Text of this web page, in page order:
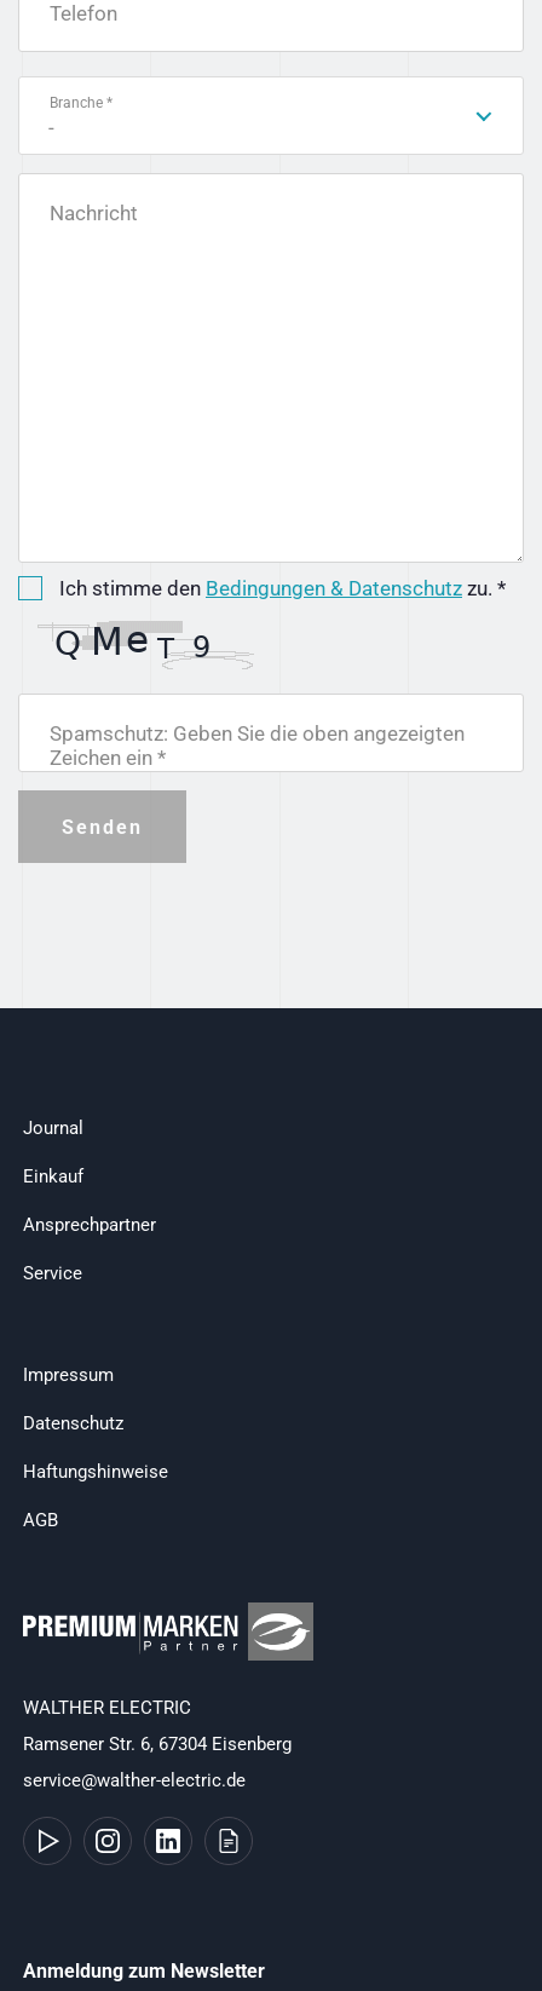
Telefon
Branche *
-
Nachricht
Ich stimme den Bedingungen & Datenschutz zu. *
Spamschutz: Geben Sie die oben angezeigten
Zeichen ein *
Senden
Journal
Einkauf
Ansprechpartner
Service
Impressum
Datenschutz
Haftungshinweise
AGB
WALTHER ELECTRIC
Ramsener Str. 6, 67304 Eisenberg
service@walther-electric.de
Anmeldung zum Newsletter